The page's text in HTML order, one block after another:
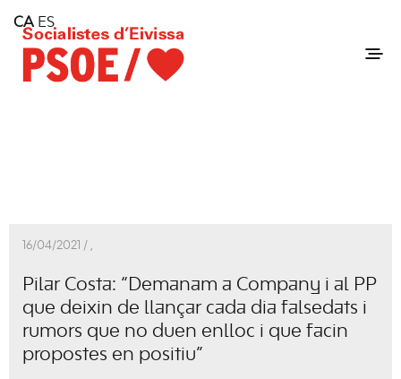
Consell Insular d'Eivissa
Services
Contact
16/04/2021 / ,
Pilar Costa: “Demanam a Company i al PP
que deixin de llançar cada dia falsedats i
rumors que no duen enlloc i que facin
propostes en positiu”
CA ES